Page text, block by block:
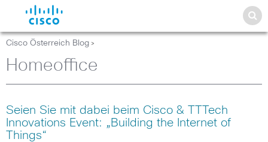
Cisco Österreich Blog >
Homeoffice
Seien Sie mit dabei beim Cisco & TTTech
Innovations Event: „Building the Internet of
Things“